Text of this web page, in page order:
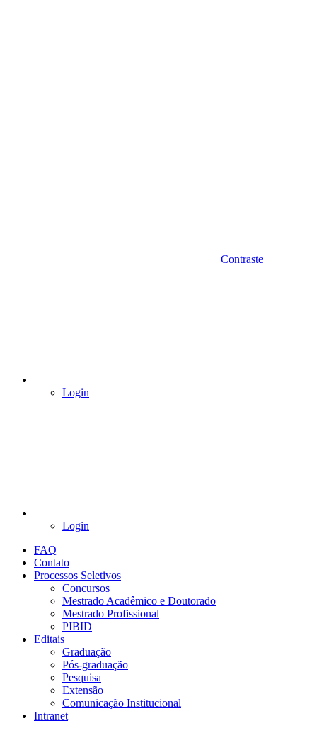
Contraste
Login
Login
FAQ
Contato
Processos Seletivos
Concursos
Mestrado Acadêmico e Doutorado
Mestrado Profissional
PIBID
Editais
Graduação
Pós-graduação
Pesquisa
Extensão
Comunicação Institucional
Intranet